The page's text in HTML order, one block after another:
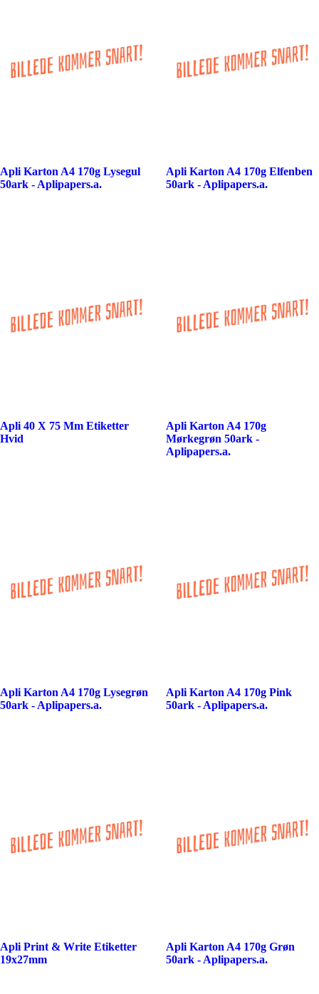
Apli Karton A4 170g Lysegul
50ark - Aplipapers.a.
Apli Karton A4 170g Elfenben
50ark - Aplipapers.a.
Apli 40 X 75 Mm Etiketter
Hvid
Apli Karton A4 170g
Mørkegrøn 50ark -
Aplipapers.a.
Apli Karton A4 170g Lysegrøn
50ark - Aplipapers.a.
Apli Karton A4 170g Pink
50ark - Aplipapers.a.
Apli Print & Write Etiketter
19x27mm
Apli Karton A4 170g Grøn
50ark - Aplipapers.a.